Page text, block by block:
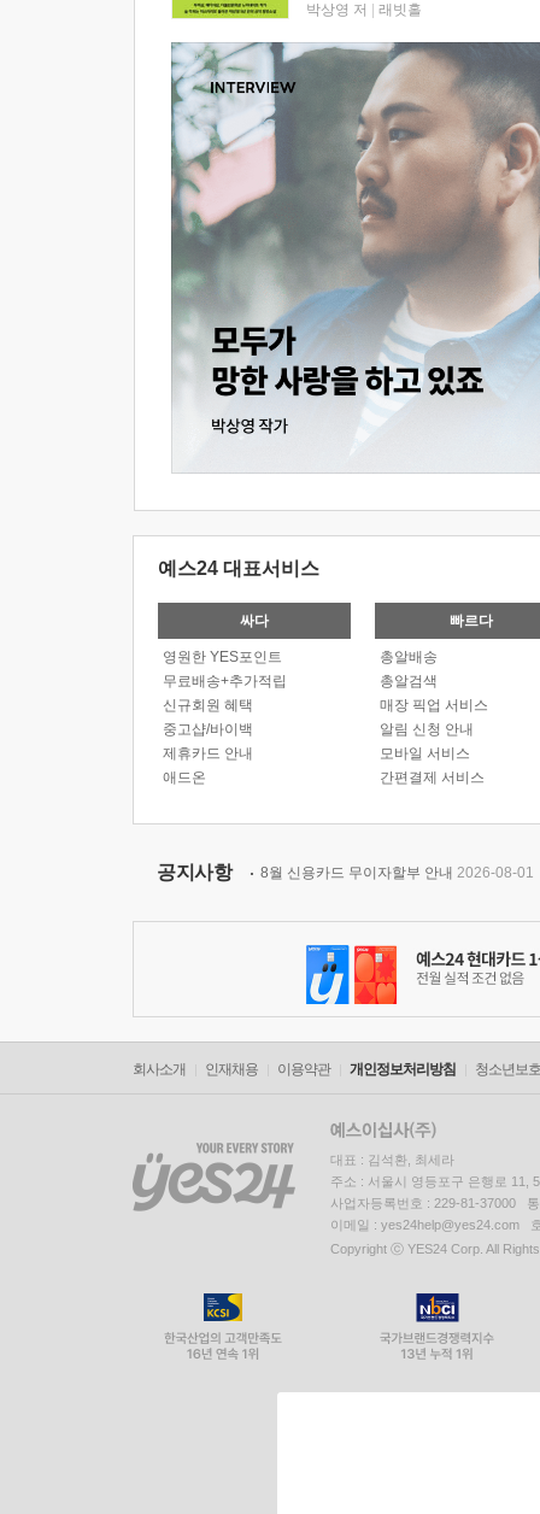
박상영 저 래빗홀
예스24 대표서비스
싸다
영원한 YES포인트
무료배송+추가적립
신규회원 혜택
중고샵/바이백
제휴카드 안내
애드온
빠르다
총알배송
총알검색
매장 픽업 서비스
알림 신청 안내
모바일 서비스
간편결제 서비스
공지사항 8월 신용카드 무이자할부 안내 2026-08-01
회사소개 인재채용 이용약관 개인정보처리방침 청소년보
대표 : 김석환, 최세라
주소 : 서울시 영등포구 은행로 11,
사업자등록번호 : 229-81-37000
이메일 : yes24help@yes24.com
Copyright ⓒ YES24 Corp. All